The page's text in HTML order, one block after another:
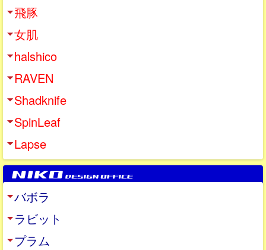
飛豚
女肌
halshico
RAVEN
Shadknife
SpinLeaf
Lapse
バボラ
ラビット
プラム